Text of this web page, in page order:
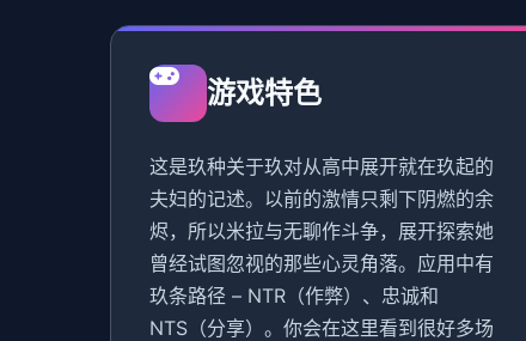
游戏特色
这是玖种关于玖对从高中展开就在玖起的
夫妇的记述。以前的激情只剩下阴燃的余
烬，所以米拉与无聊作斗争，展开探索她
曾经试图忽视的那些心灵角落。应用中有
玖条路径 – NTR（作弊）、忠诚和
NTS（分享）。你会在这里看到很好多场